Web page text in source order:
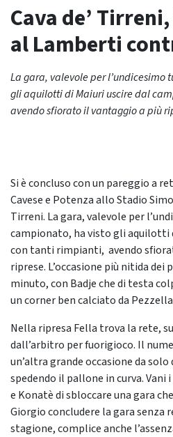
Cava de’
al Lamberti
La gara, valevole per l’undicesimo
gli aquilotti di Maiuri uscire dal
avendo sfiorato il vantaggio a più
Si è concluso con un pareggio a
Cavese e Potenza allo Stadio
Tirreni. La gara, valevole per
campionato, ha visto gli aquilotti
con tanti rimpianti, avendo
riprese. L’occasione più nitida dei
minuto, con Badje che di testa
un corner ben calciato da
Nella ripresa Fella trova la rete,
dall’arbitro per fuorigioco. Il
un’altra grande occasione da
spedendo il pallone in curva. Vani
e Konatè di sbloccare una gara
Giorgio concludere la gara senza
stagione, complice anche